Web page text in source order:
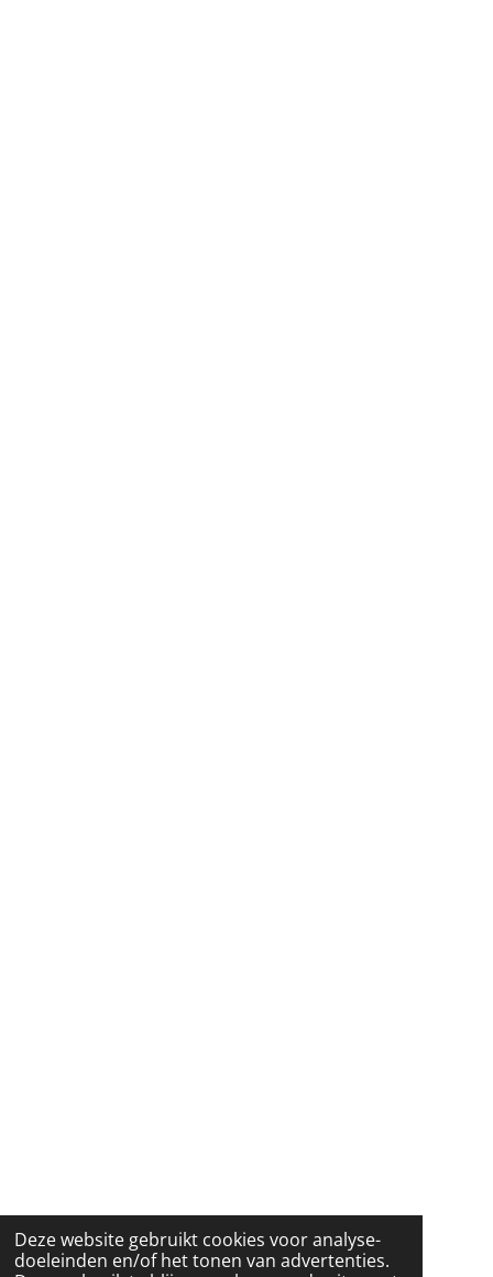
Deze website gebruikt cookies voor analyse-
doeleinden en/of het tonen van advertenties.